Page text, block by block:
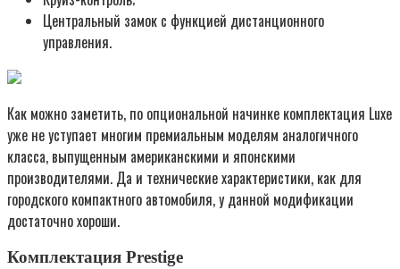
Центральный замок с функцией дистанционного
управления.
Как можно заметить, по опциональной начинке комплектация Luxe
уже не уступает многим премиальным моделям аналогичного
класса, выпущенным американскими и японскими
производителями. Да и технические характеристики, как для
городского компактного автомобиля, у данной модификации
достаточно хороши.
Комплектация Prestige